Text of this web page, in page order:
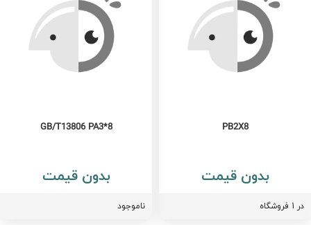
PB2X8
بدون قیمت
GB/T13806 PA3*8
بدون قیمت
ناموجود